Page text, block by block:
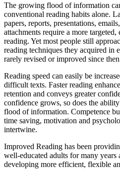
The growing flood of information
conventional reading habits alone.
papers, reports, presentations,
attachments require a more
reading. Yet most people still
reading techniques they acquired in
rarely revised or improved since
Reading speed can easily be
difficult texts. Faster reading
retention and conveys greater
confidence grows, so does the
flood of information. Competence
time saving, motivation and
intertwine.
Improved Reading has been
well-educated adults for many years
developing more efficient, flexible